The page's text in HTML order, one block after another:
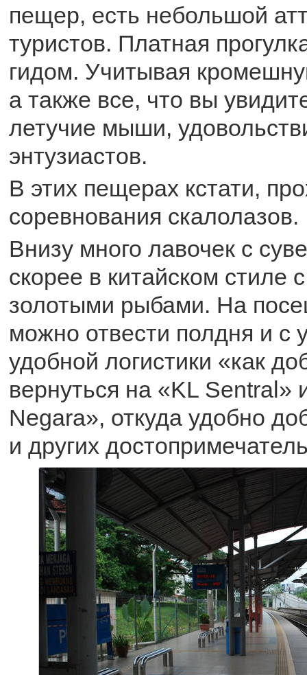
пещер, есть небольшой
туристов. Платная
гидом. Учитывая
а также все, что вы
летучие мыши,
энтузиастов.
В этих пещерах кстати,
соревнования скалолазов.
Внизу много лавочек с
скорее в китайском стиле
золотыми рыбами. На
можно отвести полдня и с
удобной логистики «как
вернуться на «KL Sentral»
Negara», откуда удобно
и других